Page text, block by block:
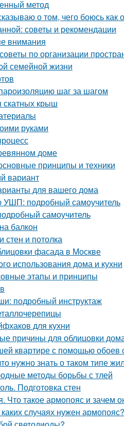
метод
о том, чего боюсь как
советы и рекомендации
внимания
по организации
семейной жизни
шаг за шагом
скатных крыш
руками
доме
принципы и техники
вариант
для вашего дома
УШП: подробный самоучитель
самоучитель
балкон
стен и потолка
фасада в Москве
использования дома и кухни
этапы и принципы
подробный инструктаж
для кухни
причины для облицовки
квартире с помощью обоев
нужно знать о таком типе
методы борьбы с тлей
Подготовка стен
такое армопояс и зачем
случаях нужен армопояс?